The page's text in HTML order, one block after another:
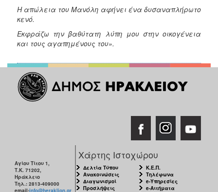
Η απώλεια του Μανόλη αφήνει ένα δυσαναπλήρωτο
κενό.
Εκφράζω την βαθύτατη λύπη μου στην οικογένεια
και τους αγαπημένους του».
Αγίου Τίτου 1,
Τ.Κ. 71202,
Ηράκλειο
Τηλ.: 2813-409000
email:info@heraklion.gr
Χάρτης Ιστοχώρου
Δελτία Τύπου
Ανακοινώσεις
Διαγωνισμοί
Προσλήψεις
Κ.Ε.Π.
Τηλέφωνα
e-Υπηρεσίες
e-Αιτήματα